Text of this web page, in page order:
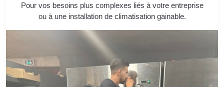
Pour vos besoins plus complexes liés à votre entreprise
ou à une installation de climatisation gainable.